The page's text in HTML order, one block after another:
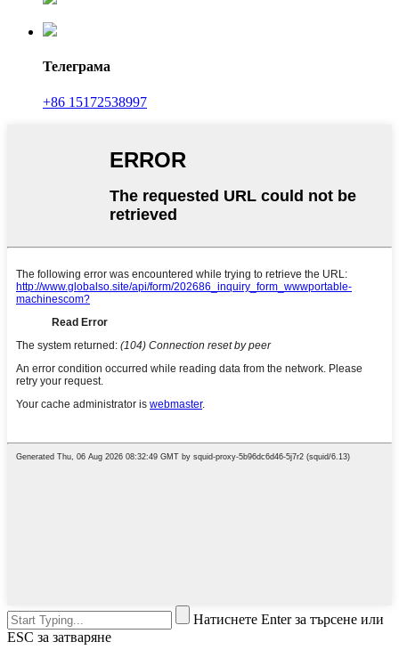
Телеграма
+86 15172538997
Натиснете Enter за търсене или
ESC за затваряне